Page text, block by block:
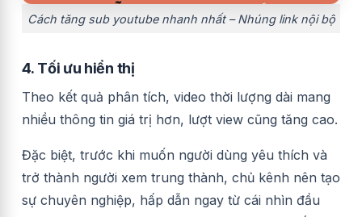
Cách tăng sub youtube nhanh nhất – Nhúng link nội bộ
4. Tối ưu hiển thị
Theo kết quả phân tích, video thời lượng dài mang
nhiều thông tin giá trị hơn, lượt view cũng tăng cao.
Đặc biệt, trước khi muốn người dùng yêu thích và
trở thành người xem trung thành, chủ kênh nên tạo
sự chuyên nghiệp, hấp dẫn ngay từ cái nhìn đầu